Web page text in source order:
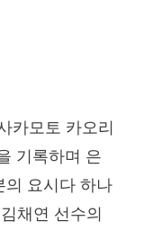
카모토 카오리
기록하며 은
의 요시다 하나
채연 선수의